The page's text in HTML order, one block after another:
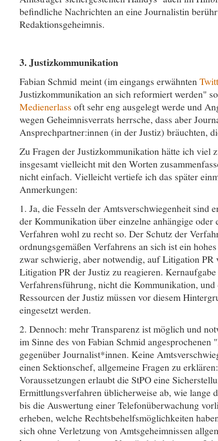
befindliche Nachrichten an eine Journalistin
Redaktionsgeheimnis.
3. Justizkommunikation
Fabian Schmid meint (im eingangs erwähnten
Justizkommunikation an sich reformiert werden"
Medienerlass oft sehr eng ausgelegt werde und
wegen Geheimnisverrats herrsche, dass aber
Ansprechpartner:innen (in der Justiz) bräuchten,
Zu Fragen der Justizkommunikation hätte ich viel
insgesamt vielleicht mit den Worten
nicht einfach. Vielleicht vertiefe ich das später
Anmerkungen:
1. Ja, die Fesseln der Amtsverschwiegenheit sind
der Kommunikation über einzelne anhängige oder
Verfahren wohl zu recht so. Der Schutz der
ordnungsgemäßen Verfahrens an sich ist ein
zwar schwierig, aber notwendig, auf Litigation
Litigation PR der Justiz zu reagieren.
Verfahrensführung, nicht die Kommunikation, und
Ressourcen der Justiz müssen vor diesem
eingesetzt werden.
2. Dennoch: mehr Transparenz ist möglich und
im Sinne des von Fabian Schmid angesprochenen
gegenüber Journalist*innen. Keine
einen Sektionschef, allgemeine Fragen zu
Voraussetzungen erlaubt die StPO eine
Ermittlungsverfahren üblicherweise ab, wie lange
bis die Auswertung einer Telefonüberwachung
erheben, welche Rechtsbehelfsmöglichkeiten
sich ohne Verletzung von Amtsgeheimnissen